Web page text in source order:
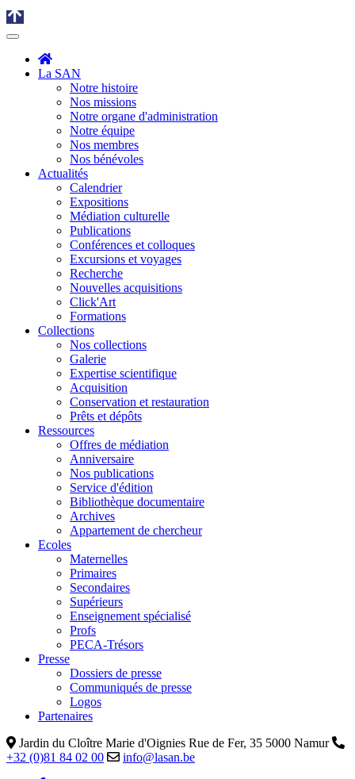
La SAN
Notre histoire
Nos missions
Notre organe d'administration
Notre équipe
Nos membres
Nos bénévoles
Actualités
Calendrier
Expositions
Médiation culturelle
Publications
Conférences et colloques
Excursions et voyages
Recherche
Nouvelles acquisitions
Click'Art
Formations
Collections
Nos collections
Galerie
Expertise scientifique
Acquisition
Conservation et restauration
Prêts et dépôts
Ressources
Offres de médiation
Anniversaire
Nos publications
Service d'édition
Bibliothèque documentaire
Archives
Appartement de chercheur
Ecoles
Maternelles
Primaires
Secondaires
Supérieurs
Enseignement spécialisé
Profs
PECA-Trésors
Presse
Dossiers de presse
Communiqués de presse
Logos
Partenaires
Jardin du Cloître Marie d'Oignies Rue de Fer, 35 5000 Namur
+32 (0)81 84 02 00
info@lasan.be